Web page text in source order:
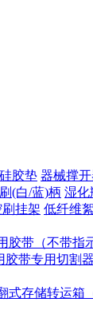
硅胶垫 器械撑开
(白/蓝)柄 湿化
挂架 低纤维
胶带（不带指
胶带专用切割
式存储转运箱